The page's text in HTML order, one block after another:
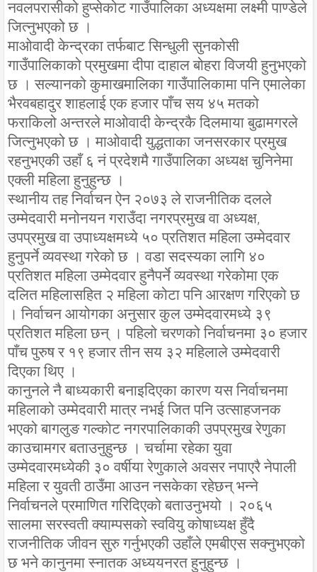
नवलपरासीको हुप्सेकोट गाउँपालिका अध्यक्षमा लक्ष्मी पाण्डेले
जित्नुभएको छ ।
माओवादी केन्द्रका तर्फबाट सिन्धुली सुनकोसी
गाउँपालिकाको प्रमुखमा दीपा दाहाल बोहरा विजयी हुनुभएको
छ । सल्यानको कुमाखमालिका गाउँपालिकामा पनि एमालेका
भैरवबहादुर शाहलाई एक हजार पाँच सय ४५ मतको
फराकिलो अन्तरले माओवादी केन्द्रकै दिलमाया बुढामगरले
जित्नुभएको छ । माओवादी युद्धताका जनसरकार प्रमुख
रहनुभएकी उहाँ ६ नं प्रदेशमै गाउँपालिका अध्यक्ष चुनिनेमा
एक्ली महिला हुनुहुन्छ ।
स्थानीय तह निर्वाचन ऐन २०७३ ले राजनीतिक दलले
उम्मेदवारी मनोनयन गराउँदा नगरप्रमुख वा अध्यक्ष,
उपप्रमुख वा उपाध्यक्षमध्ये ५० प्रतिशत महिला उम्मेदवार
हुनुपर्ने व्यवस्था गरेको छ । वडा सदस्यका लागि ४०
प्रतिशत महिला उम्मेदवार हुनैपर्ने व्यवस्था गरेकोमा एक
दलित महिलासहित २ महिला कोटा पनि आरक्षण गरिएको छ
। निर्वाचन आयोगका अनुसार कुल उम्मेदवारमध्ये ३९
प्रतिशत महिला छन् । पहिलो चरणको निर्वाचनमा ३० हजार
पाँच पुरुष र १९ हजार तीन सय ३२ महिलाले उम्मेदवारी
दिएका थिए ।
कानुनले नै बाध्यकारी बनाइदिएका कारण यस निर्वाचनमा
महिलाको उम्मेदवारी मात्र नभई जित पनि उत्साहजनक
भएको बागलुङ गल्कोट नगरपालिकाकी उपप्रमुख रेणुका
काउचामगर बताउनुहुन्छ । चर्चामा रहेका युवा
उम्मेदवारमध्येकी ३० वर्षीया रेणुकाले अवसर नपाएरै नेपाली
महिला र युवती ठाउँमा आउन नसकेका रहेछन् भन्ने
निर्वाचनले प्रमाणित गरिदिएको बताउनुभयो । २०६५
सालमा सरस्वती क्याम्पसको स्ववियु कोषाध्यक्ष हुँदै
राजनीतिक जीवन सुरु गर्नुभएकी उहाँले एमबीएस सक्नुभएको
छ भने कानुनमा स्नातक अध्ययनरत हुनुहुन्छ ।